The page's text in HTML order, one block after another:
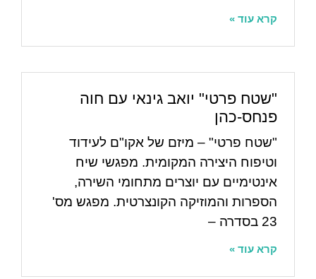
קרא עוד »
"שטח פרטי" יואב גינאי עם חוה
פנחס-כהן
"שטח פרטי" – מיזם של אקו"ם לעידוד
וטיפוח היצירה המקומית. מפגשי שיח
אינטימיים עם יוצרים מתחומי השירה,
הספרות והמוזיקה הקונצרטית. מפגש מס'
23 בסדרה –
קרא עוד »